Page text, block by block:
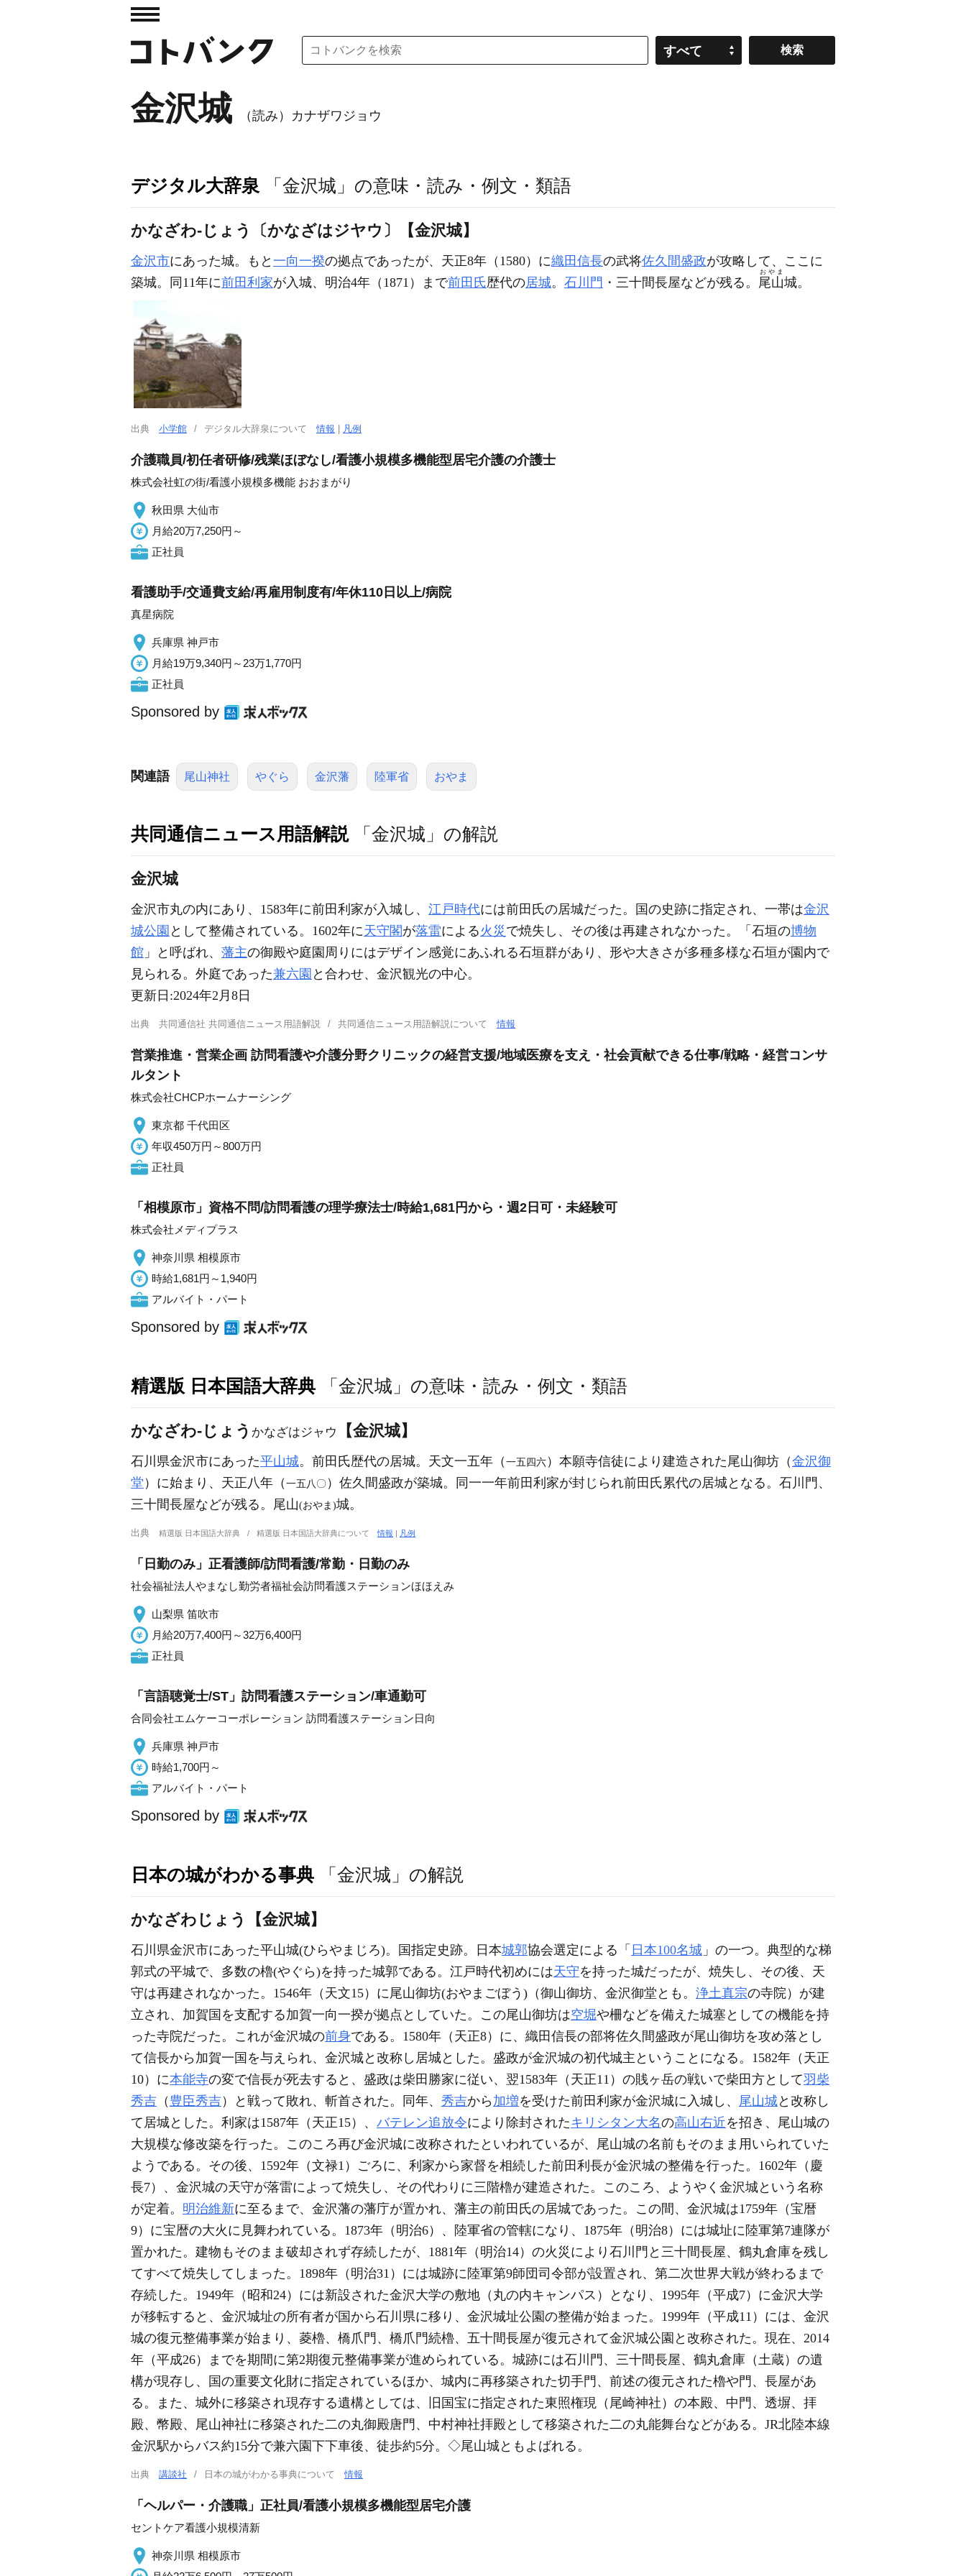
すべて
金沢城 （読み）カナザワジョウ
デジタル大辞泉 「金沢城」の意味・読み・例文・類語
かなざわ‐じょう〔かなざはジヤウ〕【金沢城】
金沢市にあった城。もと 一向一揆の拠点であったが、天正8年（1580）に織田信長の武将佐久間盛政が攻略して、ここに
築城。同11年に前田利家が入城、明治4年（1871）まで前田氏歴代の居城。 石川門 ・三十間長屋などが残る。 尾山
おやま
城。
出典 小学館 デジタル大辞泉について情報 凡例
介護職員/初任者研修/残業ほぼなし/看護小規模多機能型居宅介護の介護士
株式会社虹の街/看護小規模多機能 おおまがり
秋田県 大仙市
月給20万7,250円～
正社員
看護助手/交通費支給/再雇用制度有/年休110日以上/病院
真星病院
兵庫県 神戸市
月給19万9,340円～23万1,770円
正社員
Sponsored by
関連語 尾山神社 やぐら 金沢藩 陸軍省 おやま
共同通信ニュース用語解説 「金沢城」の解説
金沢城
金沢市丸の内にあり、1583年に前田利家が入城し、 江戸時代には前田氏の居城だった。国の史跡に指定され、一帯は金沢
城公園 として整備されている。1602年に天守閣が落雷による 火災 で焼失し、その後は再建されなかった。「石垣の博物
館 」と呼ばれ、 藩主の御殿や庭園周りにはデザイン感覚にあふれる石垣群があり、形や大きさが多種多様な石垣が園内で
見られる。外庭であった兼六園 と合わせ、金沢観光の中心。
更新日:2024年2月8日
出典 共同通信社 共同通信ニュース用語解説 共同通信ニュース用語解説について情報
営業推進・営業企画 訪問看護や介護分野クリニックの経営支援/地域医療を支え・社会貢献できる仕事/戦略・経営コンサ
ルタント
株式会社CHCPホームナーシング
東京都 千代田区
年収450万円～800万円
正社員
「相模原市」資格不問/訪問看護の理学療法士/時給1,681円から・週2日可・未経験可
株式会社メディプラス
神奈川県 相模原市
時給1,681円～1,940円
アルバイト・パート
Sponsored by
精選版 日本国語大辞典 「金沢城」の意味・読み・例文・類語
かなざわ‐じょう かなざはジャウ 【金沢城】
石川県金沢市にあった平山城。前田氏歴代の居城。天文一五年（一五四六）本願寺信徒により建造された尾山御坊（金沢御
堂 ）に始まり、天正八年（一五八〇）佐久間盛政が築城。同一一年前田利家が封じられ前田氏累代の居城となる。石川門、
三十間長屋などが残る。尾山(おやま)城。
出典 精選版 日本国語大辞典 精選版 日本国語大辞典について情報 | 凡例
「日勤のみ」正看護師/訪問看護/常勤・日勤のみ
社会福祉法人やまなし勤労者福祉会訪問看護ステーションほほえみ
山梨県 笛吹市
月給20万7,400円～32万6,400円
正社員
「言語聴覚士/ST」訪問看護ステーション/車通勤可
合同会社エムケーコーポレーション 訪問看護ステーション日向
兵庫県 神戸市
時給1,700円～
アルバイト・パート
Sponsored by
日本の城がわかる事典 「金沢城」の解説
かなざわじょう【金沢城】
石川県金沢市にあった平山城(ひらやまじろ)。国指定史跡。日本城郭協会選定による「 日本100名城 」の一つ。典型的な梯
郭式の平城で、多数の櫓(やぐら)を持った城郭である。江戸時代初めには天守を持った城だったが、焼失し、その後、天
守は再建されなかった。1546年（天文15）に尾山御坊(おやまごぼう )（御山御坊、金沢御堂とも。 浄土真宗の寺院）が建
立され、加賀国を支配する加賀一向一揆が拠点としていた。この尾山御坊は空堀や柵などを備えた城塞としての機能を持
った寺院だった。これが金沢城の前身である。1580年（天正8）に、織田信長の部将佐久間盛政が尾山御坊を攻め落とし
て信長から加賀一国を与えられ、金沢城と改称し居城とした。盛政が金沢城の初代城主ということになる。1582年（天正
10）に本能寺の変で信長が死去すると、盛政は柴田勝家に従い、翌1583年（天正11）の賎ヶ岳の戦いで柴田方として羽柴
秀吉 （ 豊臣秀吉）と戦って敗れ、斬首された。同年、 秀吉から 加増を受けた前田利家が金沢城に入城し、 尾山城と改称し
て居城とした。利家は1587年（天正15）、 バテレン追放令により除封されたキリシタン大名の高山右近を招き、尾山城の
大規模な修改築を行った。このころ再び金沢城に改称されたといわれているが、尾山城の名前もそのまま用いられていた
ようである。その後、1592年（文禄1）ごろに、利家から家督を相続した前田利長が金沢城の整備を行った。1602年（慶
長7）、金沢城の天守が落雷によって焼失し、その代わりに三階櫓が建造された。このころ、ようやく金沢城という名称
が定着。 明治維新に至るまで、金沢藩の藩庁が置かれ、藩主の前田氏の居城であった。この間、金沢城は1759年（宝暦
9）に宝暦の大火に見舞われている。1873年（明治6）、陸軍省の管轄になり、1875年（明治8）には城址に陸軍第7連隊が
置かれた。建物もそのまま破却されず存続したが、1881年（明治14）の火災により石川門と三十間長屋、鶴丸倉庫を残し
てすべて焼失してしまった。1898年（明治31）には城跡に陸軍第9師団司令部が設置され、第二次世界大戦が終わるまで
存続した。1949年（昭和24）には新設された金沢大学の敷地（丸の内キャンパス）となり、1995年（平成7）に金沢大学
が移転すると、金沢城址の所有者が国から石川県に移り、金沢城址公園の整備が始まった。1999年（平成11）には、金沢
城の復元整備事業が始まり、菱櫓、橋爪門、橋爪門続櫓、五十間長屋が復元されて金沢城公園と改称された。現在、2014
年（平成26）までを期間に第2期復元整備事業が進められている。城跡には石川門、三十間長屋、鶴丸倉庫（土蔵）の遺
構が現存し、国の重要文化財に指定されているほか、城内に再移築された切手門、前述の復元された櫓や門、長屋があ
る。また、城外に移築され現存する遺構としては、旧国宝に指定された東照権現（尾崎神社）の本殿、中門、透塀、拝
殿、幣殿、尾山神社に移築された二の丸御殿唐門、中村神社拝殿として移築された二の丸能舞台などがある。JR北陸本線
金沢駅からバス約15分で兼六園下下車後、徒歩約5分。◇尾山城ともよばれる。
出典 講談社 日本の城がわかる事典について情報
「ヘルパー・介護職」正社員/看護小規模多機能型居宅介護
セントケア看護小規模清新
神奈川県 相模原市